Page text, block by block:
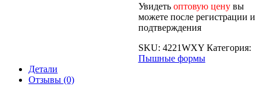
Увидеть оптовую ценувы
можете после регистрации и
подтверждения
SKU: 4221WXY Категория:
Пышные формы
Детали
Отзывы (0)